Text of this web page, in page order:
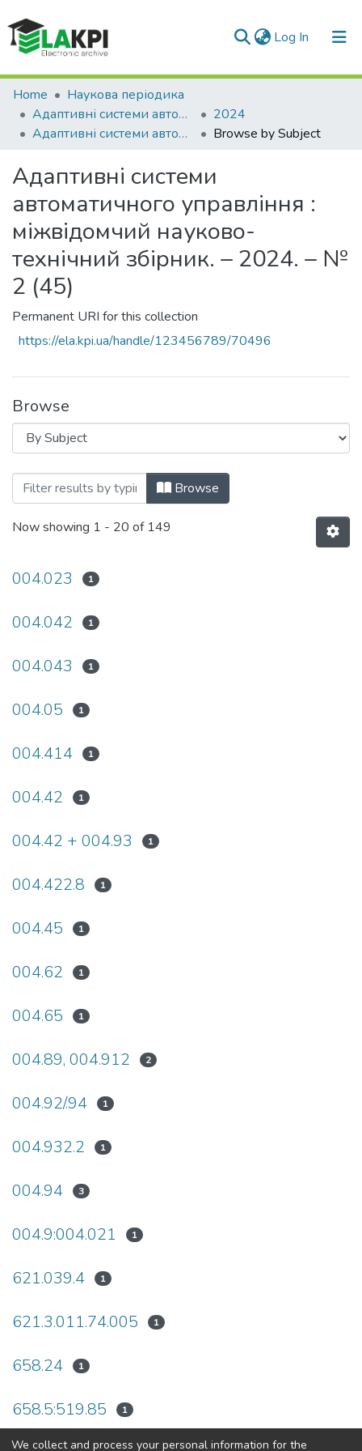
Log In (current)
Communities & Collections
All of DSpace
Home
Наукова періодика
Адаптивні системи автоматичного управління
2024
Адаптивні системи автоматичного управління : міжвідомчий науково-технічний збірник. – 2024. – № 2 (45)
Browse by Subject
Адаптивні системи
автоматичного управління :
міжвідомчий науково-
технічний збірник. – 2024. – №
2 (45)
Permanent URI for this collection
https://ela.kpi.ua/handle/123456789/70496
Browse
Browsing Адаптивні системи
Browse
Now showing 1 - 20 of 149
004.023 1
004.042 1
004.043 1
004.05 1
004.414 1
004.42 1
004.42 + 004.93 1
004.422.8 1
004.45 1
004.62 1
004.65 1
004.89, 004.912 2
004.92/.94 1
004.932.2 1
004.94 3
004.9:004.021 1
621.039.4 1
621.3.011.74.005 1
658.24 1
658.5:519.85 1
We collect and process your personal information for the